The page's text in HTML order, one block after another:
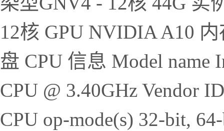
12核 GPU NVIDIA A10
盘 CPU 信息 Model name
CPU @ 3.40GHz Vendor
CPU op-mode(s) 32-bit,